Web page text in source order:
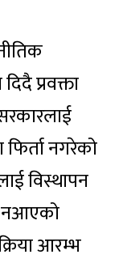
प्रवक्ता
नगरेको
विस्थापन
नआएको
आरम्भ